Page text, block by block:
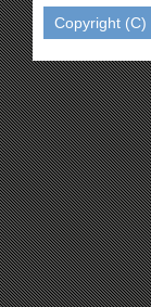
Copyright (C)